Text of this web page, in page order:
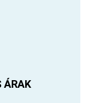
ÁRAK